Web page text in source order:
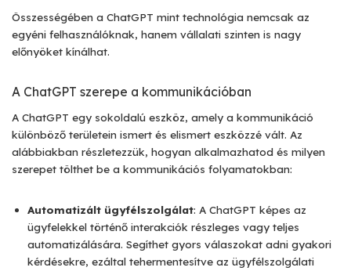
Összességében a ChatGPT mint technológia nemcsak az
egyéni felhasználóknak, hanem vállalati szinten is nagy
előnyöket kínálhat.
A ChatGPT szerepe a kommunikációban
A ChatGPT egy sokoldalú eszköz, amely a kommunikáció
különböző területein ismert és elismert eszközzé vált. Az
alábbiakban részletezzük, hogyan alkalmazhatod és milyen
szerepet tölthet be a kommunikációs folyamatokban:
Automatizált ügyfélszolgálat: A ChatGPT képes az
ügyfelekkel történő interakciók részleges vagy teljes
automatizálására. Segíthet gyors válaszokat adni gyakori
kérdésekre, ezáltal tehermentesítve az ügyfélszolgálati